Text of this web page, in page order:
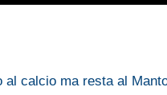
al calcio ma resta al